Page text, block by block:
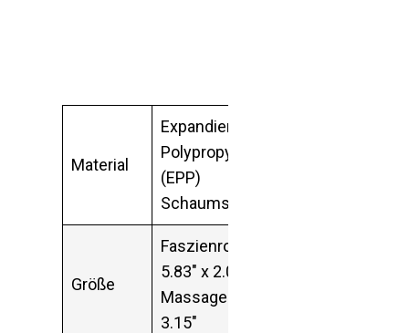
Material
Expandiertes
Polypropylen
(EPP)
Schaumstoff
Größe
Faszienrolle:
5.83″ x 2.05″,
Massageball:
3.15″